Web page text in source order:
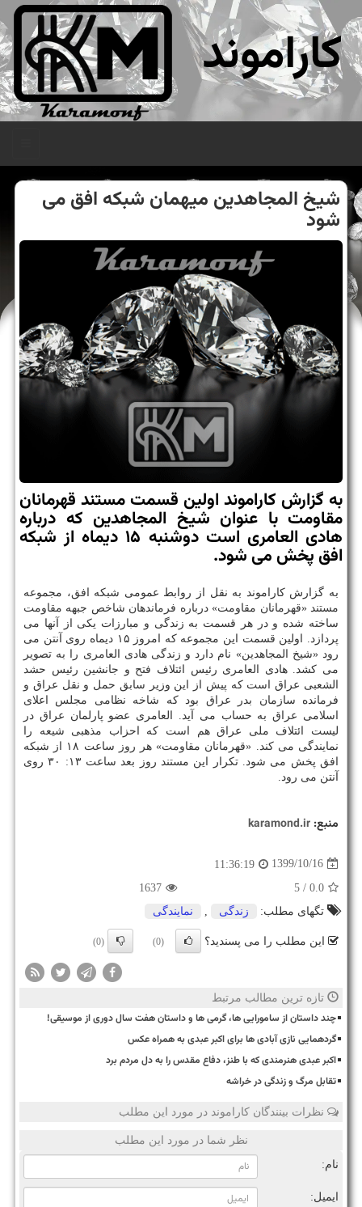
کاراموند
شیخ المجاهدین میهمان شبكه افق می
شود
به گزارش کاراموند اولین قسمت مستند قهرمانان
مقاومت با عنوان شیخ المجاهدین که درباره
هادی العامری است دوشنبه ۱۵ دیماه از شبکه
افق پخش می شود.
به گزارش کاراموند به نقل از روابط عمومی شبکه افق، مجموعه
مستند «قهرمانان مقاومت» درباره فرماندهان شاخص جبهه مقاومت
ساخته شده و در هر قسمت به زندگی و مبارزات یکی از آنها می
پردازد. اولین قسمت این مجموعه که امروز ۱۵ دیماه روی آنتن می
رود «شیخ المجاهدین» نام دارد و زندگی هادی العامری را به تصویر
می کشد. هادی العامری رئیس ائتلاف فتح و جانشین رئیس حشد
الشعبی عراق است که پیش از این وزیر سابق حمل و نقل عراق و
فرمانده سازمان بدر عراق بود که شاخه نظامی مجلس اعلای
اسلامی عراق به حساب می آید. العامری عضو پارلمان عراق در
لیست ائتلاف ملی عراق هم است که احزاب مذهبی شیعه را
نمایندگی می کند. «قهرمانان مقاومت» هر روز ساعت ۱۸ از شبکه
افق پخش می شود. تکرار این مستند روز بعد ساعت ۱۳: ۳۰ روی
آنتن می رود.
منبع: karamond.ir
1399/10/16
11:36:19
0.0
/ 5
1637
تگهای مطلب:
زندگی , نمایندگی
این مطلب را می پسندید؟ (0)
(0)
تازه ترین مطالب مرتبط
چند داستان از سامورایی ها، گرمی ها و داستان هفت سال دوری از موسیقی!
گردهمایی نازی آبادی ها برای اکبر عبدی به همراه عکس
اکبر عبدی هنرمندی که با طنز، دفاع مقدس را به دل مردم برد
تقابل مرگ و زندگی در خراشه
نظرات بینندگان کاراموند در مورد این مطلب
نظر شما در مورد این مطلب
نام:
ایمیل: